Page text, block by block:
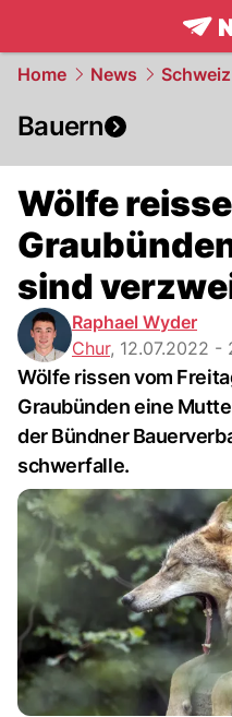
Home News Schweiz
Bauern
Wölfe
sind
Raphael Wyder
Chur, 12.07.2022 -
Wölfe rissen vom
Graubünden eine
der Bündner
schwerfalle.